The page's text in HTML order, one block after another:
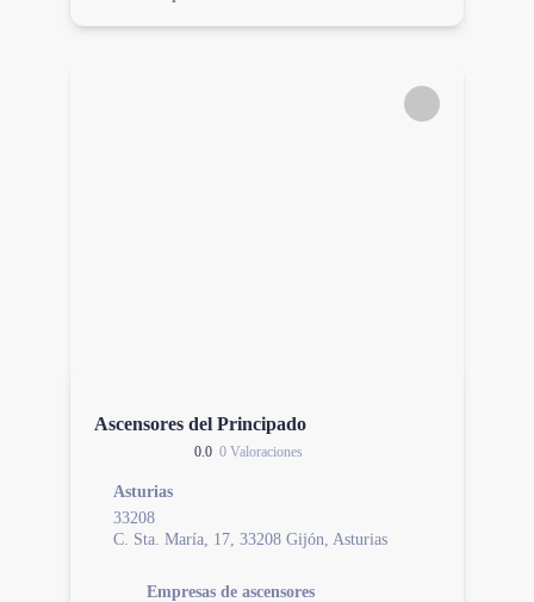
Ascensores del Principado
0.0 0 Valoraciones
Asturias
33208
C. Sta. María, 17, 33208 Gijón, Asturias
Empresas de ascensores